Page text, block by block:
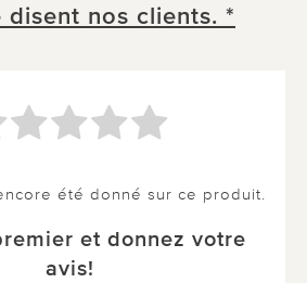
disent nos clients. *
été donné sur ce produit.
et donnez votre
avis!